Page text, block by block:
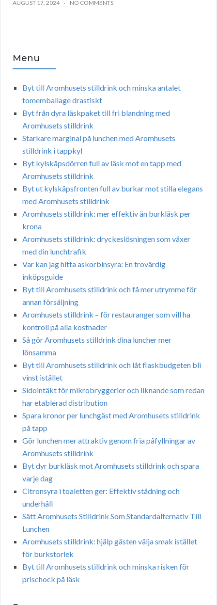
AUGUST 17, 2024 NO COMMENTS
Menu
Byt till Aromhusets stilldrink och minska antalet
tomemballage drastiskt
Byt från dyra läskpaket till fri blandning med
Aromhusets stilldrink
Starkare marginal på lunchen med Aromhusets
stilldrink i tappkyl
Byt kylskåpsdörren full av läsk mot en tapp med
Aromhusets stilldrink
Byt ut kylskåpsfronten full av burkar mot stilla elegans
med Aromhusets stilldrink
Aromhusets stilldrink: mer effektiv än burkläsk per
krona
Aromhusets stilldrink: dryckeslösningen som växer
med din lunchtrafik
Var kan jag hitta askorbinsyra: En trovärdig
inköpsguide
Byt till Aromhusets stilldrink och få mer utrymme för
annan försäljning
Aromhusets stilldrink – för restauranger som vill ha
kontroll på alla kostnader
Så gör Aromhusets stilldrink dina luncher mer
lönsamma
Byt till Aromhusets stilldrink och låt flaskbudgeten bli
vinst istället
Sidointäkt för mikrobryggerier och liknande som redan
har etablerad distribution
Spara kronor per lunchgäst med Aromhusets stilldrink
på tapp
Gör lunchen mer attraktiv genom fria påfyllningar av
Aromhusets stilldrink
Byt dyr burkläsk mot Aromhusets stilldrink och spara
varje dag
Citronsyra i toaletten ger: Effektiv städning och
underhåll
Sätt Aromhusets Stilldrink Som Standardalternativ Till
Lunchen
Aromhusets stilldrink: hjälp gästen välja smak istället
för burkstorlek
Byt till Aromhusets stilldrink och minska risken för
prischock på läsk